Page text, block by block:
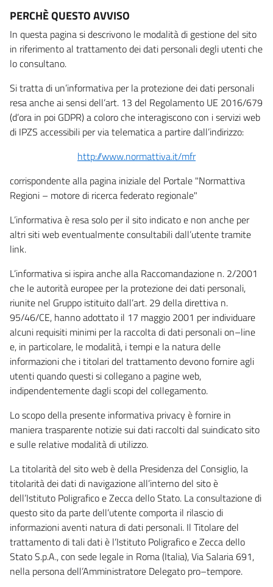
PERCHÈ QUESTO AVVISO
In questa pagina si descrivono le modalità di gestione del sito
in riferimento al trattamento dei dati personali degli utenti che
lo consultano.
Si tratta di un’informativa per la protezione dei dati personali
resa anche ai sensi dell’art. 13 del Regolamento UE 2016/679
(d’ora in poi GDPR) a coloro che interagiscono con i servizi web
di IPZS accessibili per via telematica a partire dall’indirizzo:
http://www.normattiva.it/mfr
corrispondente alla pagina iniziale del Portale "Normattiva
Regioni – motore di ricerca federato regionale"
L’informativa è resa solo per il sito indicato e non anche per
altri siti web eventualmente consultabili dall’utente tramite
link.
L’informativa si ispira anche alla Raccomandazione n. 2/2001
che le autorità europee per la protezione dei dati personali,
riunite nel Gruppo istituito dall’art. 29 della direttiva n.
95/46/CE, hanno adottato il 17 maggio 2001 per individuare
alcuni requisiti minimi per la raccolta di dati personali on–line
e, in particolare, le modalità, i tempi e la natura delle
informazioni che i titolari del trattamento devono fornire agli
utenti quando questi si collegano a pagine web,
indipendentemente dagli scopi del collegamento.
Lo scopo della presente informativa privacy è fornire in
maniera trasparente notizie sui dati raccolti dal suindicato sito
e sulle relative modalità di utilizzo.
La titolarità del sito web è della Presidenza del Consiglio, la
titolarità dei dati di navigazione all’interno del sito è
dell’Istituto Poligrafico e Zecca dello Stato. La consultazione di
questo sito da parte dell’utente comporta il rilascio di
informazioni aventi natura di dati personali. Il Titolare del
trattamento di tali dati è l’Istituto Poligrafico e Zecca dello
Stato S.p.A., con sede legale in Roma (Italia), Via Salaria 691,
nella persona dell’Amministratore Delegato pro–tempore.